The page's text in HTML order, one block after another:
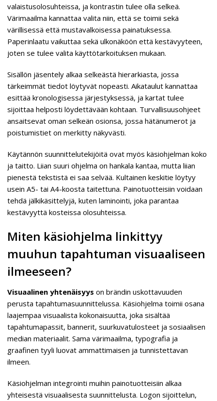
valaistusolosuhteissa, ja kontrastin tulee olla selkeä.
Värimaailma kannattaa valita niin, että se toimii sekä
värillisessä että mustavalkoisessa painatuksessa.
Paperinlaatu vaikuttaa sekä ulkonäköön että kestävyyteen,
joten se tulee valita käyttötarkoituksen mukaan.
Sisällön jäsentely alkaa selkeästä hierarkiasta, jossa
tärkeimmät tiedot löytyvät nopeasti. Aikataulut kannattaa
esittää kronologisessa järjestyksessä, ja kartat tulee
sijoittaa helposti löydettävään kohtaan. Turvallisuusohjeet
ansaitsevat oman selkeän osionsa, jossa hätänumerot ja
poistumistiet on merkitty näkyvästi.
Käytännön suunnittelutekijöitä ovat myös käsiohjelman koko
ja taitto. Liian suuri ohjelma on hankala kantaa, mutta liian
pienestä tekstistä ei saa selvää. Kultainen keskitie löytyy
usein A5- tai A4-koosta taitettuna. Painotuotteisiin voidaan
tehdä jälkikäsittelyjä, kuten laminointi, joka parantaa
kestävyyttä kosteissa olosuhteissa.
Miten käsiohjelma linkittyy
muuhun tapahtuman visuaaliseen
ilmeeseen?
Visuaalinen yhtenäisyys on brändin uskottavuuden
perusta tapahtumasuunnittelussa. Käsiohjelma toimii osana
laajempaa visuaalista kokonaisuutta, joka sisältää
tapahtumapassit, bannerit, suurkuvatulosteet ja sosiaalisen
median materiaalit. Sama värimaailma, typografia ja
graafinen tyyli luovat ammattimaisen ja tunnistettavan
ilmeen.
Käsiohjelman integrointi muihin painotuotteisiin alkaa
yhteisestä visuaalisesta suunnittelusta. Logon sijoittelun,